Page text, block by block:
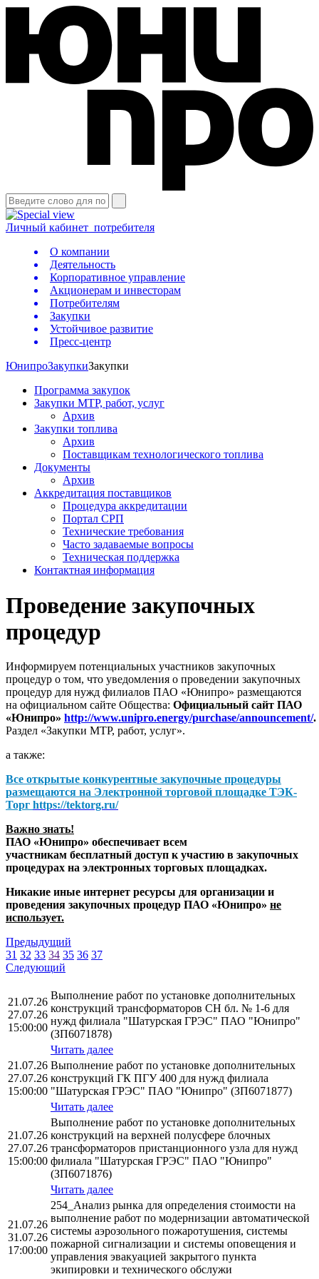
Личный кабинет потребителя
О компании
Деятельность
Корпоративное управление
Акционерам и инвесторам
Потребителям
Закупки
Устойчивое развитие
Пресс-центр
ЮнипроЗакупкиЗакупки
Программа закупок
Закупки МТР, работ, услуг
Архив
Закупки топлива
Архив
Поставщикам технологического топлива
Документы
Архив
Аккредитация поставщиков
Процедура аккредитации
Портал СРП
Технические требования
Часто задаваемые вопросы
Техническая поддержка
Контактная информация
Проведение закупочных
процедур
Информируем потенциальных участников закупочных
процедур о том, что уведомления о проведении закупочных
процедур для нужд филиалов ПАО «Юнипро» размещаются
на официальном сайте Общества: Официальный сайт ПАО
«Юнипро» http://www.unipro.energy/purchase/announcement/.
Раздел «Закупки МТР, работ, услуг».
а также:
Все открытые конкурентные закупочные процедуры
размещаются на Электронной торговой площадке ТЭК-
Торг https://tektorg.ru/
Важно знать!
ПАО «Юнипро» обеспечивает всем
участникам бесплатный доступ к участию в закупочных
процедурах на электронных торговых площадках.
Никакие иные интернет ресурсы для организации и
проведения закупочных процедур ПАО «Юнипро» не
использует.
Предыдущий
31 32 33 34 35 36 37
Следующий
21.07.26
27.07.26
15:00:00
Выполнение работ по установке дополнительных
конструкций трансформаторов СН бл. № 1-6 для
нужд филиала "Шатурская ГРЭС" ПАО "Юнипро"
(ЗП6071878)
Читать далее
21.07.26
27.07.26
15:00:00
Выполнение работ по установке дополнительных
конструкций ГК ПГУ 400 для нужд филиала
"Шатурская ГРЭС" ПАО "Юнипро" (ЗП6071877)
Читать далее
21.07.26
27.07.26
15:00:00
Выполнение работ по установке дополнительных
конструкций на верхней полусфере блочных
трансформаторов пристанционного узла для нужд
филиала "Шатурская ГРЭС" ПАО "Юнипро"
(ЗП6071876)
Читать далее
21.07.26
31.07.26
17:00:00
254_Анализ рынка для определения стоимости на
выполнение работ по модернизации автоматической
системы аэрозольного пожаротушения, системы
пожарной сигнализации и системы оповещения и
управления эвакуацией закрытого пункта
экипировки и технического обслужи